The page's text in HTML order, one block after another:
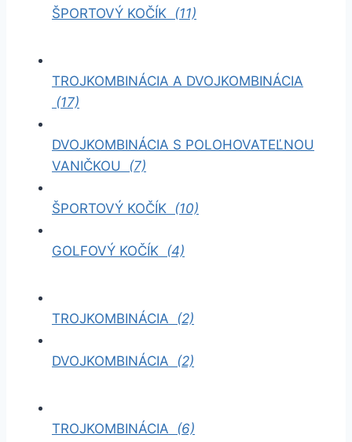
ŠPORTOVÝ KOČÍK (11)
TROJKOMBINÁCIA A DVOJKOMBINÁCIA
(17)
DVOJKOMBINÁCIA S POLOHOVATEĽNOU
VANIČKOU (7)
ŠPORTOVÝ KOČÍK (10)
GOLFOVÝ KOČÍK (4)
TROJKOMBINÁCIA (2)
DVOJKOMBINÁCIA (2)
TROJKOMBINÁCIA (6)